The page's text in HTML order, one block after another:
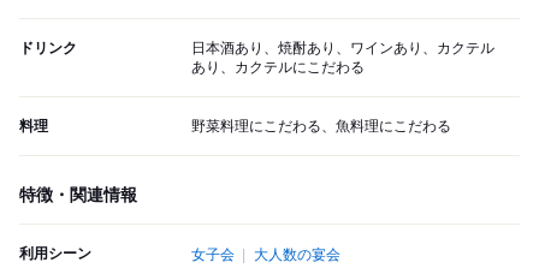
ドリンク
日本酒あり、焼酎あり、ワインあり、カクテル
あり、カクテルにこだわる
料理 野菜料理にこだわる、魚料理にこだわる
特徴・関連情報
利用シーン 女子会 大人数の宴会